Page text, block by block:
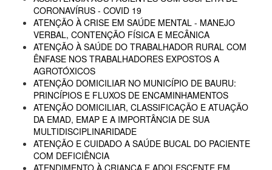
CORONAVÍRUS - COVID 19
ATENÇÃO À CRISE EM SAÚDE MENTAL - MANEJO
VERBAL, CONTENÇÃO FÍSICA E MECÂNICA
ATENÇÃO À SAÚDE DO TRABALHADOR RURAL COM
ÊNFASE NOS TRABALHADORES EXPOSTOS A
AGROTÓXICOS
ATENÇÃO DOMICILIAR NO MUNICÍPIO DE BAURU:
PRINCÍPIOS E FLUXOS DE ENCAMINHAMENTOS
ATENÇÃO DOMICILIAR, CLASSIFICAÇÃO E ATUAÇÃO
DA EMAD, EMAP E A IMPORTÂNCIA DE SUA
MULTIDISCIPLINARIDADE
ATENÇÃO E CUIDADO A SAÚDE BUCAL DO PACIENTE
COM DEFICIÊNCIA
ATENDIMENTO À CRIANÇA E ADOLESCENTE EM